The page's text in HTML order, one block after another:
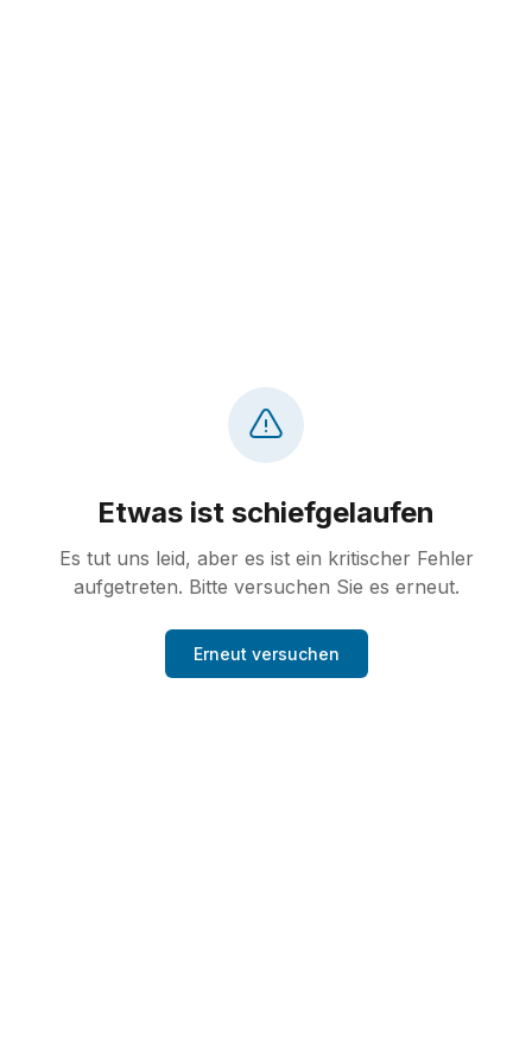
Etwas ist schiefgelaufen
Es tut uns leid, aber es ist ein kritischer Fehler
aufgetreten. Bitte versuchen Sie es erneut.
Erneut versuchen